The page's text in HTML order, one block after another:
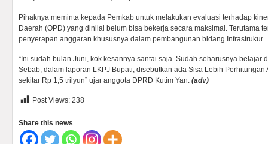
Pihaknya meminta kepada Pemkab untuk melakukan evaluasi terhadap
Daerah (OPD) yang dinilai belum bisa bekerja secara maksimal. Terutama
penyerapan anggaran khususnya dalam pembangunan bidang Infrastrukur.
“Ini sudah bulan Juni, kok kesannya santai saja. Sudah seharusnya belajar
Sebab, dalam laporan LKPJ Bupati, disebutkan ada Sisa Lebih Perhitungan
sekitar Rp 1,5 trilyun” ujar anggota DPRD Kutim Yan. (adv)
Post Views: 238
Share this news